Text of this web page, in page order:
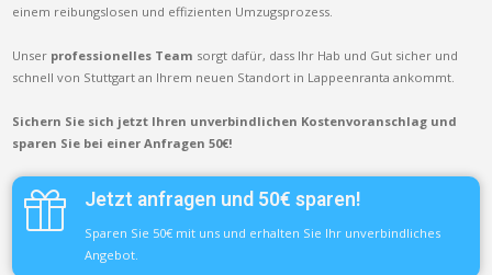
einem reibungslosen und effizienten Umzugsprozess.
Unser professionelles Team sorgt dafür, dass Ihr Hab und Gut sicher und
schnell von Stuttgart an Ihrem neuen Standort in Lappeenranta ankommt.
Sichern Sie sich jetzt Ihren unverbindlichen Kostenvoranschlag und
sparen Sie bei einer Anfragen 50€!
Jetzt anfragen und 50€ sparen!
Sparen Sie 50€ mit uns und erhalten Sie Ihr unverbindliches
Angebot.